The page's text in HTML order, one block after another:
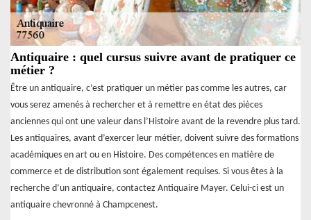
Antiquaire : quel cursus suivre avant de pratiquer ce
métier ?
Être un antiquaire, c’est pratiquer un métier pas comme les autres, car
vous serez amenés à rechercher et à remettre en état des pièces
anciennes qui ont une valeur dans l’Histoire avant de la revendre plus tard.
Les antiquaires, avant d’exercer leur métier, doivent suivre des formations
académiques en art ou en Histoire. Des compétences en matière de
commerce et de distribution sont également requises. Si vous êtes à la
recherche d’un antiquaire, contactez Antiquaire Mayer. Celui-ci est un
antiquaire chevronné à Champcenest.